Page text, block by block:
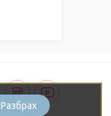
Разбрах